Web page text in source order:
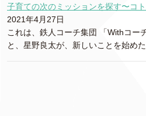
子育ての次のミッションを探す〜コ
2021年4月27日
これは、鉄人コーチ集団 「Withコー
と、星野良太が、新しいことを始め